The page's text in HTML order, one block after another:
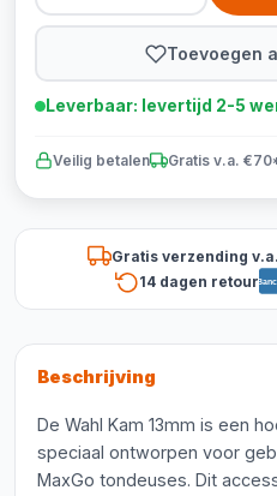
Toevoegen
Leverbaar: levertijd 2-5
Veilig betalen Gratis v.a.
Gratis verzending
14 dagen retour
Beschrijving
De Wahl Kam 13mm is een
speciaal ontworpen voor
MaxGo tondeuses. Dit